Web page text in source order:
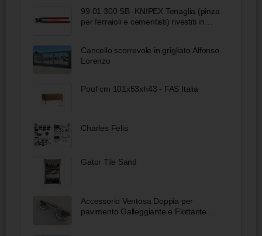
99 01 300 SB -KNIPEX Tenaglia (pinza
per ferraioli e cementisti) rivestiti in
Cancello scorrevole in grigliato Alfonso
Lorenzo
Pouf cm 101x53xh43 - FAS Italia
Charles Felis
Gator Tile Sand
Accessorio Ventosa Doppia per
pavimento Galleggiante e Flottante